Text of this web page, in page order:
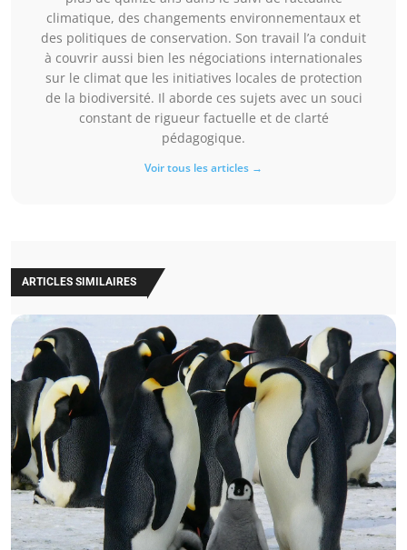
climatique, des changements environnementaux et
des politiques de conservation. Son travail l’a conduit
à couvrir aussi bien les négociations internationales
sur le climat que les initiatives locales de protection
de la biodiversité. Il aborde ces sujets avec un souci
constant de rigueur factuelle et de clarté
pédagogique.
Voir tous les articles →
ARTICLES SIMILAIRES